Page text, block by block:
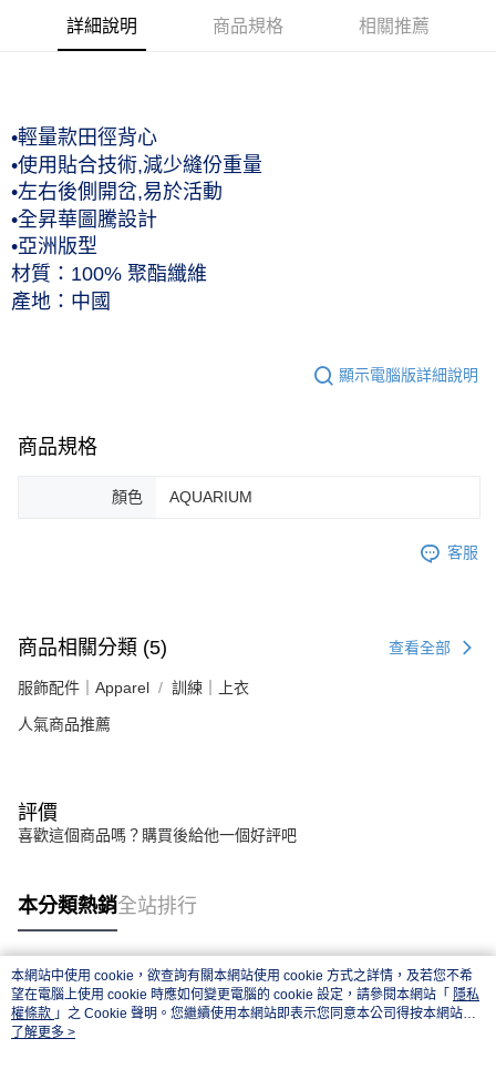
詳細說明 商品規格 相關推薦
•輕量款田徑背心
•使用貼合技術,減少縫份重量
•左右後側開岔,易於活動
•全昇華圖騰設計
•亞洲版型
材質：100% 聚酯纖維
產地：中國
顯示電腦版詳細說明
商品規格
顏色 AQUARIUM
客服
商品相關分類 (5) 查看全部
服飾配件｜Apparel 訓練｜上衣
人氣商品推薦
評價
喜歡這個商品嗎？購買後給他一個好評吧
本分類熱銷全站排行
熱門標籤
本網站中使用 cookie，欲查詢有關本網站使用 cookie 方式之詳情，及若您不希
望在電腦上使用 cookie 時應如何變更電腦的 cookie 設定，請參閱本網站「 隱私
權條款 」之 Cookie 聲明。您繼續使用本網站即表示您同意本公司得按本網站使
用條款之 Cookie 聲明使用 cookie。
了解更多 >